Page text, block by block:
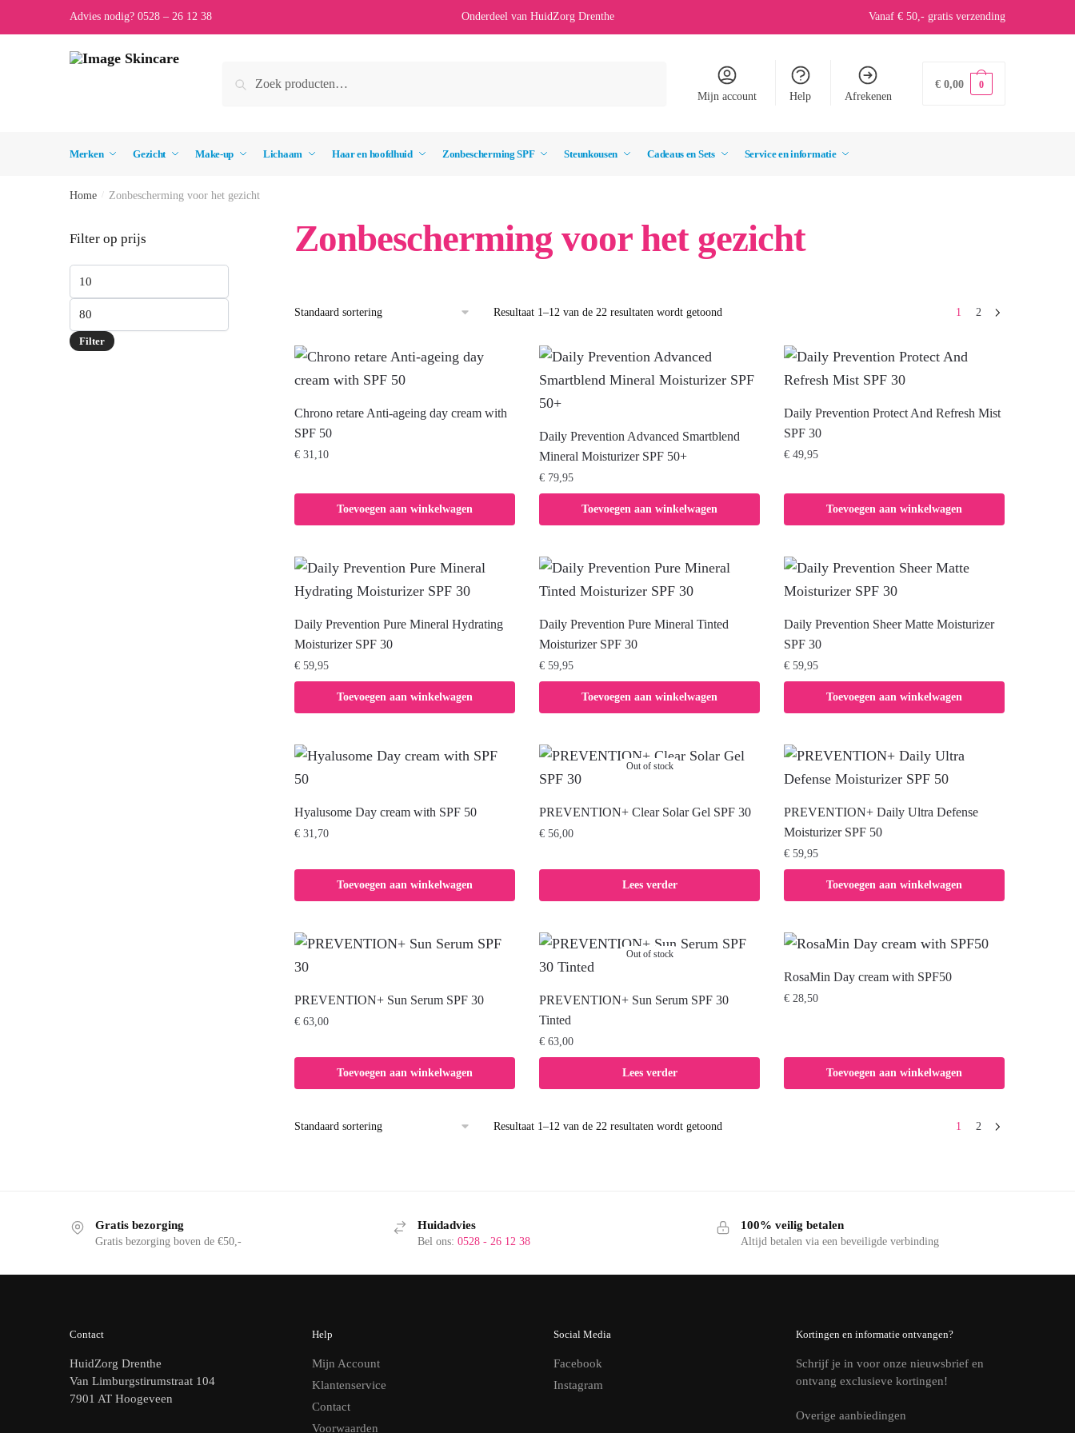
to
to
Advies nodig? 0528 – 26 12 38 Onderdeel van HuidZorg Drenthe Vanaf € 50,- gratis verzending
Zoeken
Mijn account Help Afrekenen
€ 0,00 0
Merken Gezicht Make-up Lichaam Haar en hoofdhuid Zonbescherming SPF Steunkousen Cadeaus en Sets Service en informatie
Home Zonbescherming voor het gezicht
Zonbescherming voor het gezicht
Resultaat 1–12 van de 22 resultaten wordt getoond 1 2
Chrono retare Anti-ageing day cream with
SPF 50
€31,10
Toevoegen aan winkelwagen
Daily Prevention Advanced Smartblend
Mineral Moisturizer SPF 50+
€79,95
Toevoegen aan winkelwagen
Daily Prevention Protect And Refresh Mist
SPF 30
€ 49,95
Toevoegen aan winkelwagen
Daily Prevention Pure Mineral Hydrating
Moisturizer SPF 30
€59,95
Toevoegen aan winkelwagen
Daily Prevention Pure Mineral Tinted
Moisturizer SPF 30
€59,95
Toevoegen aan winkelwagen
Daily Prevention Sheer Matte Moisturizer
SPF 30
€ 59,95
Toevoegen aan winkelwagen
Hyalusome Day cream with SPF 50
€31,70
Toevoegen aan winkelwagen
Out of stock
PREVENTION+ Clear Solar Gel SPF 30
€56,00
Lees verder
PREVENTION+ Daily Ultra Defense
Moisturizer SPF 50
€ 59,95
Toevoegen aan winkelwagen
PREVENTION+ Sun Serum SPF 30
€63,00
Toevoegen aan winkelwagen
Out of stock
PREVENTION+ Sun Serum SPF 30
Tinted
€63,00
Lees verder
RosaMin Day cream with SPF50
€ 28,50
Toevoegen aan winkelwagen
Resultaat 1–12 van de 22 resultaten wordt getoond 1 2
Filter op prijs
Min.
prijs
Max.
prijs
Filter
Gratis bezorging
Gratis bezorging boven de €50,-
Huidadvies
Bel ons:0528 - 26 12 38
100% veilig betalen
Altijd betalen via een beveiligde verbinding
Contact
HuidZorg Drenthe
Van Limburgstirumstraat 104
7901 AT Hoogeveen
Help
Mijn Account
Klantenservice
Contact
Voorwaarden
Social Media
Facebook
Instagram
Kortingen en informatie ontvangen?
Schrijf je in voor onze nieuwsbrief en
ontvang exclusieve kortingen!
Overige aanbiedingen